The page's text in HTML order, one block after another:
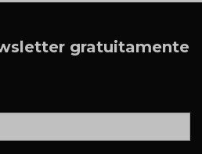
gratuitamente